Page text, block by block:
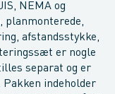
NEMA og
planmonterede,
afstandsstykke,
er nogle
separat og er
indeholder